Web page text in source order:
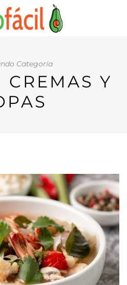
Categoría
CREMAS Y